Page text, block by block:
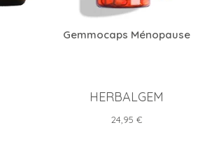
Gemmocaps Ménopause
HERBALGEM
Prix
24,95 €